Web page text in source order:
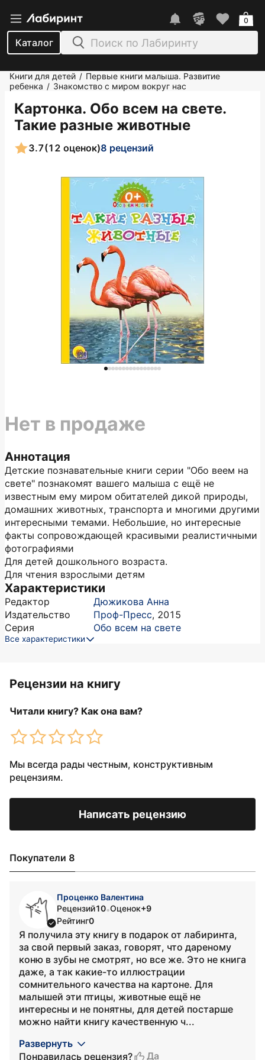
Каталог
0
Книги для детей / Первые книги малыша. Развитие
ребенка / Знакомство с миром вокруг нас
Картонка. Обо всем на свете.
Такие разные животные
3.7(12 оценок)8 рецензий
Аннотация
Детские познавательные книги серии "Обо веем на
свете" познакомят вашего малыша с ещё не
известным ему миром обитателей дикой природы,
домашних животных, транспорта и многими другими
интересными темами. Небольшие, но интересные
факты сопровождающей красивыми реалистичными
фотографиями
Для детей дошкольного возраста.
Для чтения взрослыми детям
Характеристики
Редактор
Дюжикова Анна
Издательство
Проф-Пресс, 2015
Серия
Обо всем на свете
Все характеристики
Нет в продаже
Рецензии на книгу
Читали книгу? Как она вам?
Мы всегда рады честным, конструктивным
рецензиям.
Написать рецензию
Покупатели 8
Проценко Валентина
Рецензий10•Оценок+9
Рейтинг0
Я получила эту книгу в подарок от лабиринта,
за свой первый заказ, говорят, что дареному
коню в зубы не смотрят, но все же. Это не книга
даже, а так какие-то иллюстрации
сомнительного качества на картоне. Для
малышей эти птицы, животные ещё не
интересны и не понятны, для детей постарше
можно найти книгу качественную ч...
Развернуть
Понравилась рецензия?
Да